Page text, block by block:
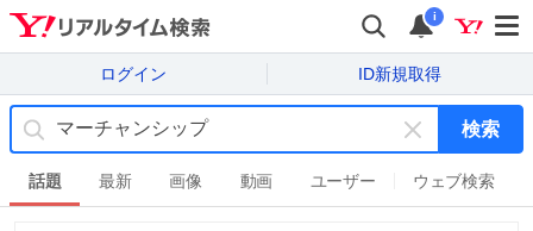
i
ログイン ID新規取得
キ
ー
ワ
検索
話題 最新 画像 動画 ユーザー ウェブ検索